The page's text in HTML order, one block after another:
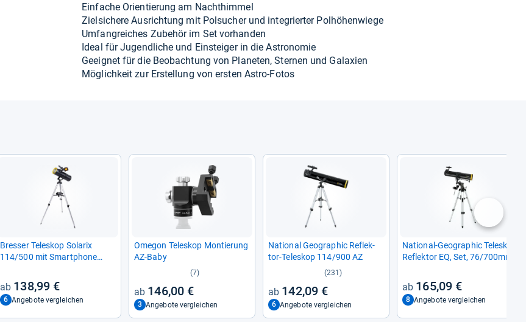
Ein­fa­che Ori­en­tie­rung am Nacht­him­mel
Ziel­si­chere Aus­rich­tung mit Pol­su­cher und inte­grier­ter Pol­hö­hen­wiege
Umfang­rei­ches Zube­hör im Set vor­han­den
Ideal für Jugend­li­che und Ein­stei­ger in die Astro­no­mie
Geeig­net für die Beob­ach­tung von Pla­ne­ten, Ster­nen und Gala­xien
Mög­lich­keit zur Erstel­lung von ers­ten Astro-​Fotos
Bres­ser Tele­skop Sola­rix
114/500 mit Smart­phone
138,99 €
6 Angebote vergleichen
Ome­gon Tele­skop Mon­tie­rung
AZ-​Baby
(7)
146,00 €
3 Angebote vergleichen
Natio­nal Geo­gra­phic Reflek­
tor-​Tele­skop 114/900 AZ
(231)
142,09 €
6 Angebote vergleichen
Natio­nal-​Geo­gra­phic Tele­skop
Reflek­tor EQ, Set, 76/700mm
165,09 €
8 Angebote vergleichen
nächste